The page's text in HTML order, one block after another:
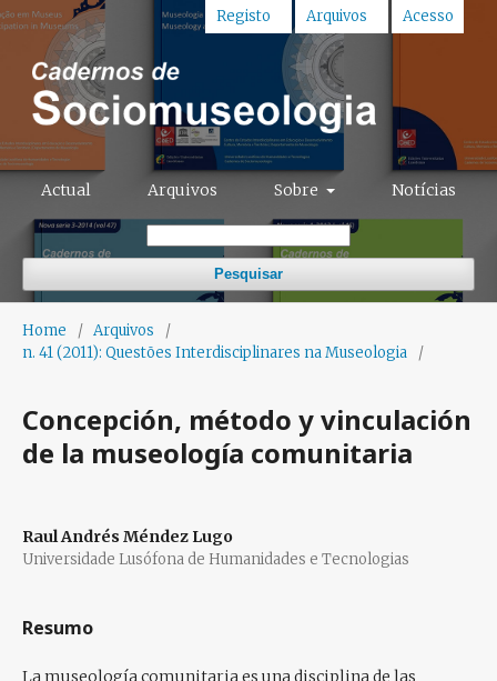
Actual Arquivos Sobre Notícias
Pesquisar
Registo Arquivos Acesso
Home / Arquivos
/
n. 41 (2011): Questões Interdisciplinares na Museologia
/
Concepción, método y vinculación
de la museología comunitaria
Raul Andrés Méndez Lugo
Universidade Lusófona de Humanidades e Tecnologias
Resumo
La museología comunitaria es una disciplina de las